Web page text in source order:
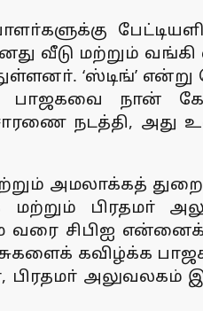
வீடு மற்றும்
‘ஸ்டிங்’
நான்
நடத்தி,
அமலாக்கத்
பிரதமா்
வரை சிபிஐ
கவிழ்க்க
அலுவலகம்